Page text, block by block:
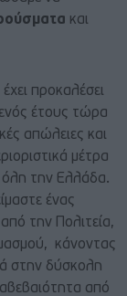
και
προκαλέσει
έτους τώρα
απώλειες και
μέτρα
όλη την Ελλάδα.
ένας
την Πολιτεία,
κάνοντας
στην δύσκολη
από